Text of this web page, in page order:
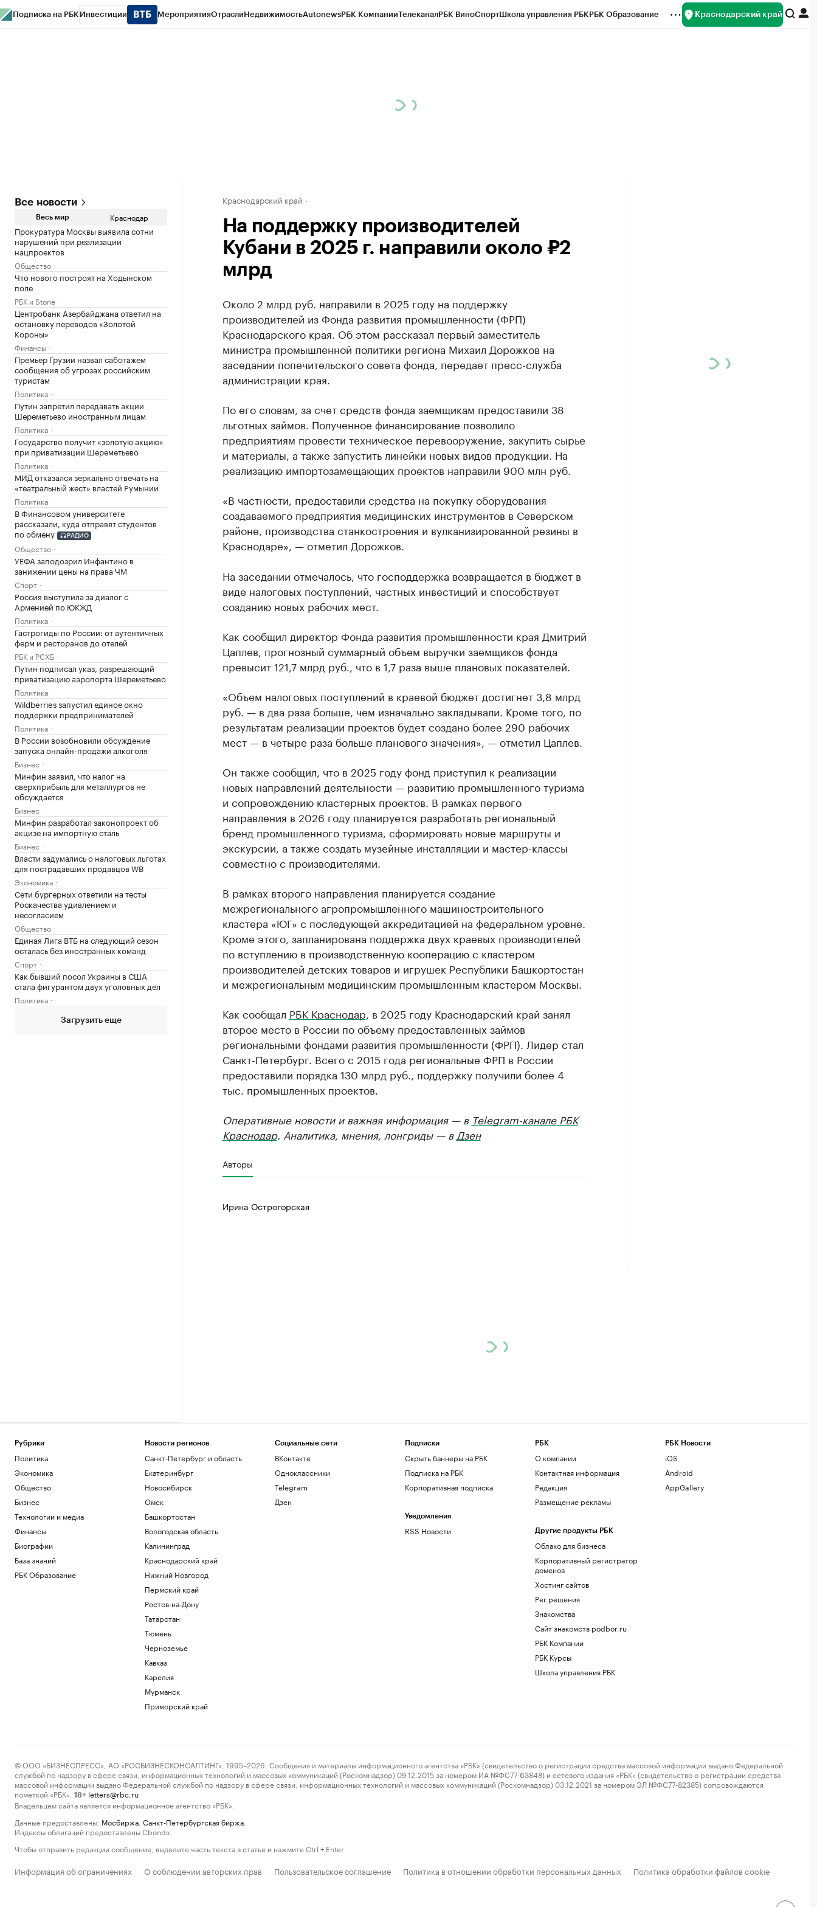
Подписка на РБК Инвестиции МероприятияОтраслиНедвижимостьAutonewsРБК КомпанииТелеканалРБК ВиноСпортШкола управления РБКРБК Образование Краснодарский край
Все новости
Весь мир Краснодар
Прокуратура Москвы выявила сотни
нарушений при реализации
нацпроектов
Общество
Что нового построят на Ходынском
поле
РБК и Stone
Центробанк Азербайджана ответил на
остановку переводов «Золотой
Короны»
Финансы
Премьер Грузии назвал саботажем
сообщения об угрозах российским
туристам
Политика
Путин запретил передавать акции
Шереметьево иностранным лицам
Политика
Государство получит «золотую акцию»
при приватизации Шереметьево
Политика
МИД отказался зеркально отвечать на
«театральный жест» властей Румынии
Политика
В Финансовом университете
рассказали, куда отправят студентов
по обмену
РАДИО
Общество
УЕФА заподозрил Инфантино в
занижении цены на права ЧМ
Спорт
Россия выступила за диалог с
Арменией по ЮКЖД
Политика
Гастрогиды по России: от аутентичных
ферм и ресторанов до отелей
РБК и РСХБ
Путин подписал указ, разрешающий
приватизацию аэропорта Шереметьево
Политика
Wildberries запустил единое окно
поддержки предпринимателей
Политика
В России возобновили обсуждение
запуска онлайн-продажи алкоголя
Бизнес
Минфин заявил, что налог на
сверхприбыль для металлургов не
обсуждается
Бизнес
Минфин разработал законопроект об
акцизе на импортную сталь
Бизнес
Власти задумались о налоговых льготах
для пострадавших продавцов WB
Экономика
Сети бургерных ответили на тесты
Роскачества удивлением и
несогласием
Общество
Единая Лига ВТБ на следующий сезон
осталась без иностранных команд
Спорт
Как бывший посол Украины в США
стала фигурантом двух уголовных дел
Политика
Загрузить еще
Краснодарский край
На поддержку производителей
Кубани в 2025 г. направили около ₽2
млрд
Около 2 млрд руб. направили в 2025 году на поддержку
производителей из Фонда развития промышленности (ФРП)
Краснодарского края. Об этом рассказал первый заместитель
министра промышленной политики региона Михаил Дорожков на
заседании попечительского совета фонда, передает пресс-служба
администрации края.
По его словам, за счет средств фонда заемщикам предоставили 38
льготных займов. Полученное финансирование позволило
предприятиям провести техническое перевооружение, закупить сырье
и материалы, а также запустить линейки новых видов продукции. На
реализацию импортозамещающих проектов направили 900 млн руб.
«В частности, предоставили средства на покупку оборудования
создаваемого предприятия медицинских инструментов в Северском
районе, производства станкостроения и вулканизированной резины в
Краснодаре», — отметил Дорожков.
На заседании отмечалось, что господдержка возвращается в бюджет в
виде налоговых поступлений, частных инвестиций и способствует
созданию новых рабочих мест.
Как сообщил директор Фонда развития промышленности края Дмитрий
Цаплев, прогнозный суммарный объем выручки заемщиков фонда
превысит 121,7 млрд руб., что в 1,7 раза выше плановых показателей.
«Объем налоговых поступлений в краевой бюджет достигнет 3,8 млрд
руб. — в два раза больше, чем изначально закладывали. Кроме того, по
результатам реализации проектов будет создано более 290 рабочих
мест — в четыре раза больше планового значения», — отметил Цаплев.
Он также сообщил, что в 2025 году фонд приступил к реализации
новых направлений деятельности — развитию промышленного туризма
и сопровождению кластерных проектов. В рамках первого
направления в 2026 году планируется разработать региональный
бренд промышленного туризма, сформировать новые маршруты и
экскурсии, а также создать музейные инсталляции и мастер-классы
совместно с производителями.
В рамках второго направления планируется создание
межрегионального агропромышленного машиностроительного
кластера «ЮГ» с последующей аккредитацией на федеральном уровне.
Кроме этого, запланирована поддержка двух краевых производителей
по вступлению в производственную кооперацию с кластером
производителей детских товаров и игрушек Республики Башкортостан
и межрегиональным медицинским промышленным кластером Москвы.
Как сообщал РБК Краснодар , в 2025 году Краснодарский край занял
второе место в России по объему предоставленных займов
региональными фондами развития промышленности (ФРП). Лидер стал
Санкт-Петербург. Всего с 2015 года региональные ФРП в России
предоставили порядка 130 млрд руб., поддержку получили более 4
тыс. промышленных проектов.
Оперативные новости и важная информация — в Telegram-канале РБК
Краснодар. Аналитика, мнения, лонгриды — в Дзен
Авторы
Ирина Острогорская
Рубрики
Политика
Экономика
Общество
Бизнес
Технологии и медиа
Финансы
Биографии
База знаний
РБК Образование
Новости регионов
Санкт-Петербург и область
Екатеринбург
Новосибирск
Омск
Башкортостан
Вологодская область
Калининград
Краснодарский край
Нижний Новгород
Пермский край
Ростов-на-Дону
Татарстан
Тюмень
Черноземье
Кавказ
Карелия
Мурманск
Приморский край
Социальные сети
ВКонтакте
Одноклассники
Telegram
Дзен
Подписки
Скрыть баннеры на РБК
Подписка на РБК
Корпоративная подписка
Уведомления
RSS Новости
РБК
О компании
Контактная информация
Редакция
Размещение рекламы
Другие продукты РБК
Облако для бизнеса
Корпоративный регистратор
доменов
Хостинг сайтов
Рег.решения
Знакомства
Сайт знакомств podbor.ru
РБК Компании
РБК Курсы
Школа управления РБК
РБК Новости
iOS
Android
AppGallery
© ООО «БИЗНЕСПРЕСС», АО «РОСБИЗНЕСКОНСАЛТИНГ», 1995–2026. Сообщения и материалы информационного агентства «РБК» (свидетельство о регистрации средства массовой информации выдано Федеральной
службой по надзору в сфере связи, информационных технологий и массовых коммуникаций (Роскомнадзор) 09.12.2015 за номером ИА №ФС77-63848) и сетевого издания «РБК» (свидетельство о регистрации средства
массовой информации выдано Федеральной службой по надзору в сфере связи, информационных технологий и массовых коммуникаций (Роскомнадзор) 03.12.2021 за номером ЭЛ №ФС77-82385) сопровождаются
пометкой «РБК».
18+ letters@rbc.ru
Владельцем сайта является информационное агентство «РБК».
Данные предоставлены: Мосбиржа Санкт-Петербургская биржа
Индексы облигаций предоставлены Cbonds.
Чтобы отправить редакции сообщение, выделите часть текста в статье и нажмите Ctrl + Enter
Информация об ограничениях · О соблюдении авторских прав · Пользовательское соглашение · Политика в отношении обработки персональных данных · Политика обработки файлов cookie